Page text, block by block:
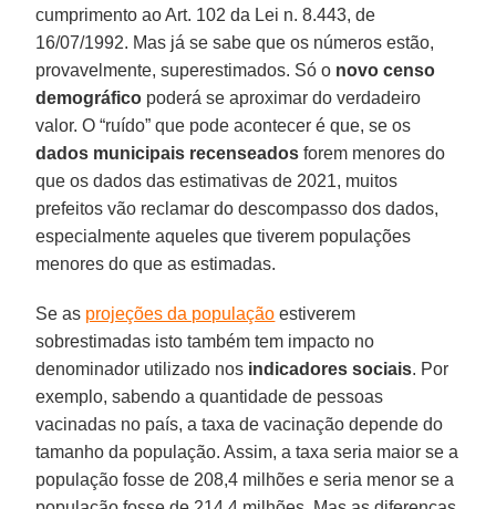
cumprimento ao Art. 102 da Lei n. 8.443, de
16/07/1992. Mas já se sabe que os números estão,
provavelmente, superestimados. Só o novo censo
demográfico poderá se aproximar do verdadeiro
valor. O “ruído” que pode acontecer é que, se os
dados municipais recenseados forem menores do
que os dados das estimativas de 2021, muitos
prefeitos vão reclamar do descompasso dos dados,
especialmente aqueles que tiverem populações
menores do que as estimadas.
Se as projeções da população estiverem
sobrestimadas isto também tem impacto no
denominador utilizado nos indicadores sociais. Por
exemplo, sabendo a quantidade de pessoas
vacinadas no país, a taxa de vacinação depende do
tamanho da população. Assim, a taxa seria maior se a
população fosse de 208,4 milhões e seria menor se a